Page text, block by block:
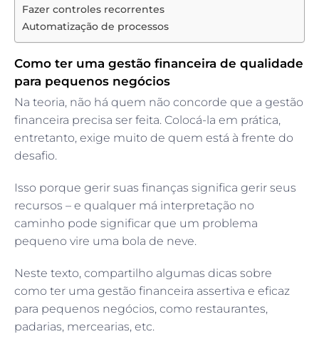
Fazer controles recorrentes
Automatização de processos
Como ter uma gestão financeira de qualidade
para pequenos negócios
Na teoria, não há quem não concorde que a gestão
financeira precisa ser feita. Colocá-la em prática,
entretanto, exige muito de quem está à frente do
desafio.
Isso porque gerir suas finanças significa gerir seus
recursos – e qualquer má interpretação no
caminho pode significar que um problema
pequeno vire uma bola de neve.
Neste texto, compartilho algumas dicas sobre
como ter uma gestão financeira assertiva e eficaz
para pequenos negócios, como restaurantes,
padarias, mercearias, etc.